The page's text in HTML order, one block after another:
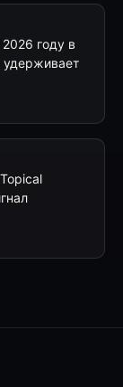
году в
удерживает